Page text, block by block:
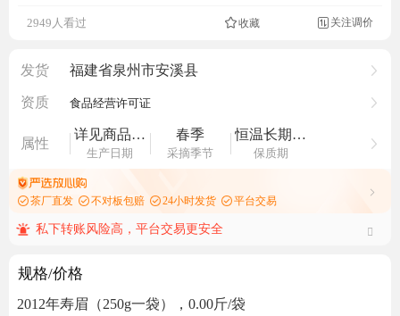
2949人看过
收藏 关注调价
发货 福建省泉州市安溪县
资质 食品经营许可证
属性
详见商品外包装
生产日期
春季
采摘季节
恒温长期保存
保质期
茶厂直发 不对板包赔 24小时发货 平台交易
私下转账风险高，平台交易更安全
规格/价格
2012年寿眉（250g一袋），0.00斤/袋